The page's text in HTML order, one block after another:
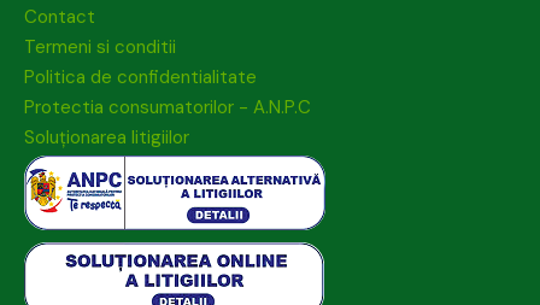
Contact
Termeni si conditii
Politica de confidentialitate
Protectia consumatorilor - A.N.P.C
Soluționarea litigiilor